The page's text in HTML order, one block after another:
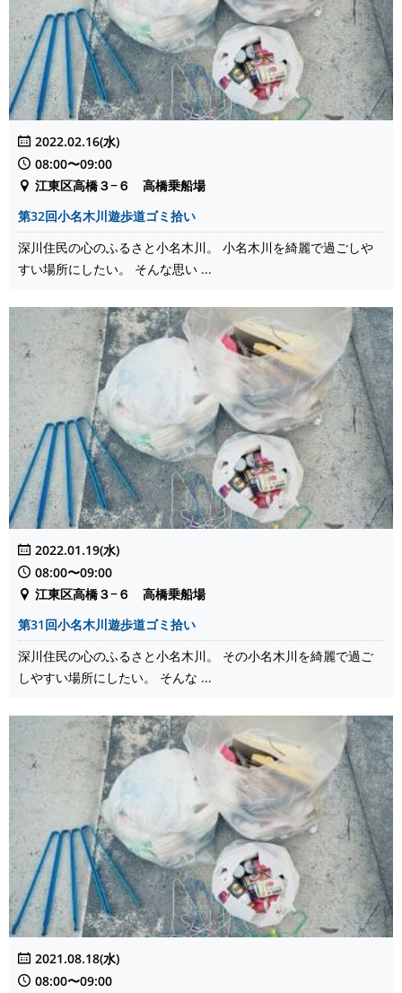
2022.02.16(水)
08:00〜09:00
江東区高橋３−６ 高橋乗船場
第32回小名木川遊歩道ゴミ拾い
深川住民の心のふるさと小名木川。 小名木川を綺麗で過ごしや
すい場所にしたい。 そんな思い ...
2022.01.19(水)
08:00〜09:00
江東区高橋３−６ 高橋乗船場
第31回小名木川遊歩道ゴミ拾い
深川住民の心のふるさと小名木川。 その小名木川を綺麗で過ご
しやすい場所にしたい。 そんな ...
2021.08.18(水)
08:00〜09:00